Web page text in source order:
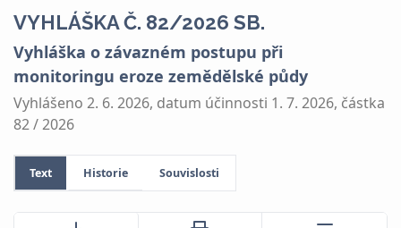
VYHLÁŠKA Č. 82/2026 SB.
Vyhláška o závazném postupu při
monitoringu eroze zemědělské půdy
Vyhlášeno 2. 6. 2026, datum účinnosti 1. 7. 2026, částka
82 / 2026
Text Historie Souvislosti